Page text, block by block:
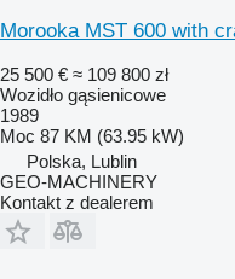
Morooka MST 600 with
25 500 € ≈ 109 800 zł
Wozidło gąsienicowe
1989
Moc 87 KM (63.95 kW)
Polska, Lublin
GEO-MACHINERY
Kontakt z dealerem